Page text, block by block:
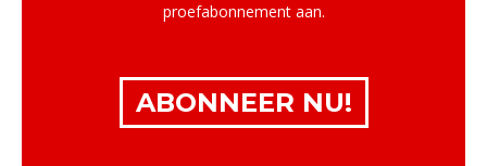
proefabonnement aan.
ABONNEER NU!